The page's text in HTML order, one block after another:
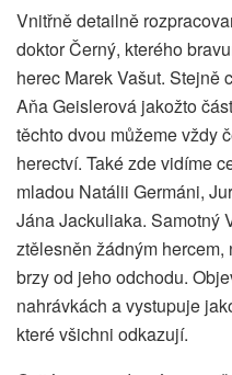
Vnitřně detailně
doktor Černý, kterého
herec Marek Vašut. Stejně
Aňa Geislerová jakožto
těchto dvou můžeme vždy
herectví. Také zde vidíme
mladou Natálii Germáni,
Jána Jackuliaka. Samotný
ztělesněn žádným
brzy od jeho odchodu.
nahrávkách a vystupuje
které všichni odkazují.